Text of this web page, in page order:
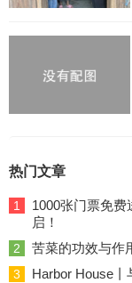
热门文章
1
1000张门票免
启！
2 苦菜的功效与作
3 Harbor House